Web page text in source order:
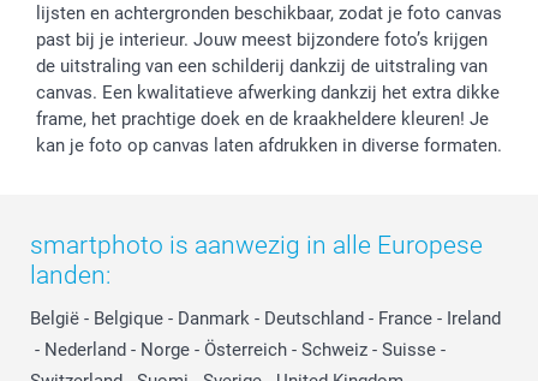
Influencer partnerprogramma
lijsten en achtergronden beschikbaar, zodat je foto canvas
past bij je interieur. Jouw meest bijzondere foto’s krijgen
de uitstraling van een schilderij dankzij de uitstraling van
canvas. Een kwalitatieve afwerking dankzij het extra dikke
frame, het prachtige doek en de kraakheldere kleuren! Je
kan je foto op canvas laten afdrukken in diverse formaten.
smartphoto is aanwezig in alle Europese
landen:
België - Belgique - Danmark - Deutschland - France - Ireland
- Nederland - Norge - Österreich - Schweiz - Suisse -